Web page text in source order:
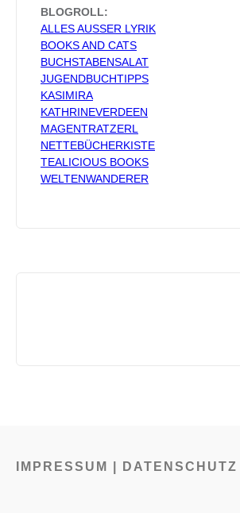
BLOGROLL:
ALLES AUSSER LYRIK
BOOKS AND CATS
BUCHSTABENSALAT
JUGENDBUCHTIPPS
KASIMIRA
KATHRINEVERDEEN
MAGENTRATZERL
NETTEBÜCHERKISTE
TEALICIOUS BOOKS
WELTENWANDERER
IMPRESSUM | DATENSCHUTZ